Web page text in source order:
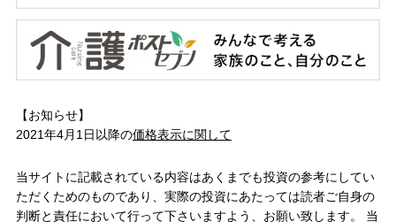
【お知らせ】
2021年4月1日以降の価格表示に関して
当サイトに記載されている内容はあくまでも投資の参考にしてい
ただくためのものであり、実際の投資にあたっては読者ご自身の
判断と責任において行って下さいますよう、お願い致します。 当